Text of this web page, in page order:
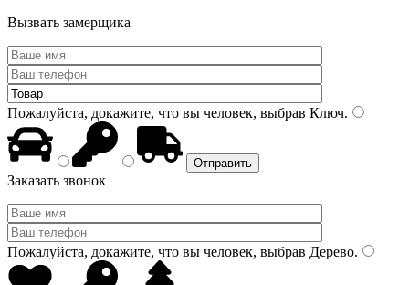
Вызвать замерщика
Пожалуйста, докажите, что вы человек, выбрав Ключ.
Заказать звонок
Пожалуйста, докажите, что вы человек, выбрав Дерево.